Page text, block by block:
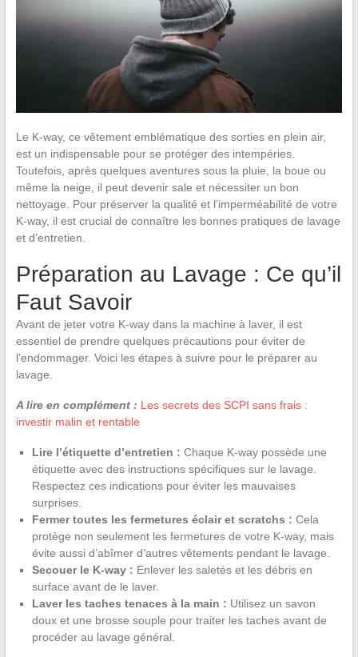
Le K-way, ce vêtement emblématique des sorties en plein air,
est un indispensable pour se protéger des intempéries.
Toutefois, après quelques aventures sous la pluie, la boue ou
même la neige, il peut devenir sale et nécessiter un bon
nettoyage. Pour préserver la qualité et l’imperméabilité de votre
K-way, il est crucial de connaître les bonnes pratiques de lavage
et d’entretien.
Préparation au Lavage : Ce qu’il
Faut Savoir
Avant de jeter votre K-way dans la machine à laver, il est
essentiel de prendre quelques précautions pour éviter de
l’endommager. Voici les étapes à suivre pour le préparer au
lavage.
A lire en complément : Les secrets des SCPI sans frais :
investir malin et rentable
Lire l’étiquette d’entretien : Chaque K-way possède une
étiquette avec des instructions spécifiques sur le lavage.
Respectez ces indications pour éviter les mauvaises
surprises.
Fermer toutes les fermetures éclair et scratchs : Cela
protège non seulement les fermetures de votre K-way, mais
évite aussi d’abîmer d’autres vêtements pendant le lavage.
Secouer le K-way : Enlever les saletés et les débris en
surface avant de le laver.
Laver les taches tenaces à la main : Utilisez un savon
doux et une brosse souple pour traiter les taches avant de
procéder au lavage général.